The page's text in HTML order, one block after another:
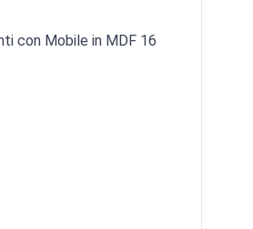
con Mobile in MDF 16